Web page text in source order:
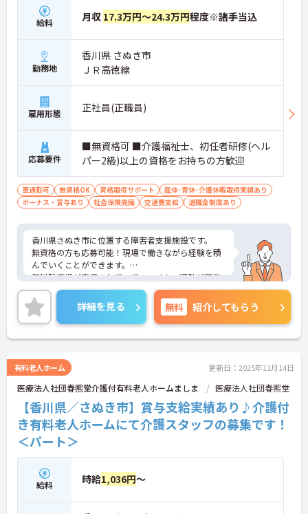
給料 月収 17.3万円～24.3万円程度※諸手当込
勤務地
香川県 さぬき市
ＪＲ高徳線
雇用形態 正社員(正職員)
応募要件
■無資格可 ■介護福祉士、初任者研修(ヘル
パー2級)以上の資格をお持ちの方歓迎
車通勤可 無資格OK 資格取得サポート
産休･育休･介護休暇取得実績あり
ボーナス・賞与あり
社会保険完備 交通費支給 退職金制度あり
香川県さぬき市に位置する障害者支援施設です。
無資格の方も応募可能！現場で働きながら経験を積
んでいくことができます。
無料駐車場が完備されていて、マイカー通勤が可能
なため、通勤に便利です。
ご興味をお持ちの方はお気軽にお問い合わせくださ
い。
詳細を見る 無料 紹介してもらう
有料老人ホーム 更新日：2025年11月14日
医療法人社団春熙堂介護付有料老人ホームましま 医療法人社団春熙堂
【香川県／さぬき市】賞与支給実績あり♪介護付
き有料老人ホームにて介護スタッフの募集です！
＜パート＞
給料 時給1,036円～